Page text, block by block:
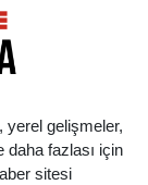
yerel gelişmeler,
fazlası için
sitesi